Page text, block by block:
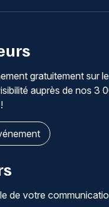
gratuitement sur
auprès de nos 3
de votre